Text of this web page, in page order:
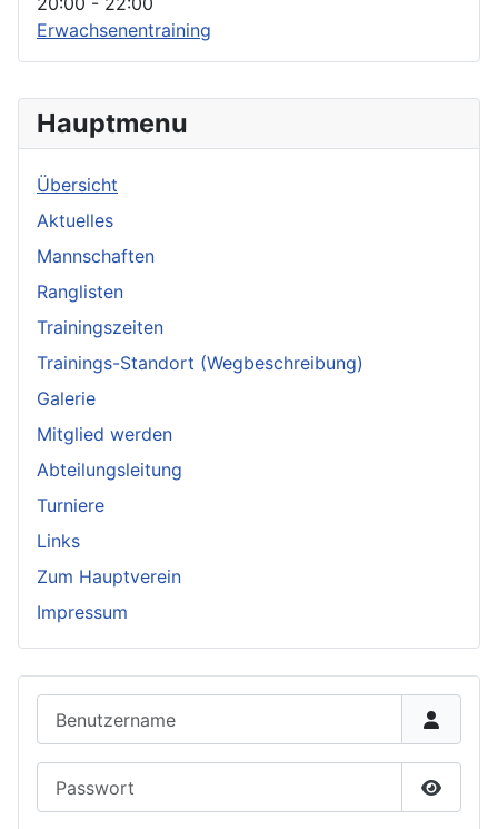
Hauptmenu
Übersicht
Aktuelles
Mannschaften
Ranglisten
Trainingszeiten
Trainings-Standort (Wegbeschreibung)
Galerie
Mitglied werden
Abteilungsleitung
Turniere
Links
Zum Hauptverein
Impressum
Erwachsenentraining